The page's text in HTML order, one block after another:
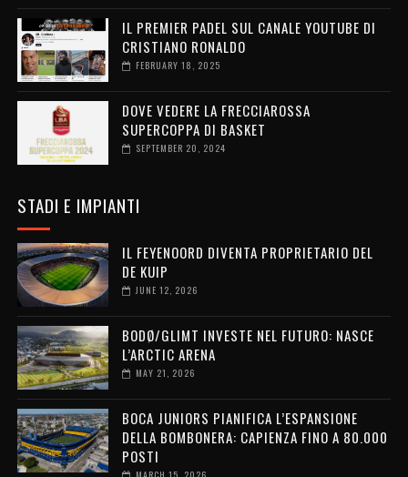
IL PREMIER PADEL SUL CANALE YOUTUBE DI
CRISTIANO RONALDO
FEBRUARY 18, 2025
DOVE VEDERE LA FRECCIAROSSA
SUPERCOPPA DI BASKET
SEPTEMBER 20, 2024
STADI E IMPIANTI
IL FEYENOORD DIVENTA PROPRIETARIO DEL
DE KUIP
JUNE 12, 2026
BODØ/GLIMT INVESTE NEL FUTURO: NASCE
L’ARCTIC ARENA
MAY 21, 2026
BOCA JUNIORS PIANIFICA L’ESPANSIONE
DELLA BOMBONERA: CAPIENZA FINO A 80.000
POSTI